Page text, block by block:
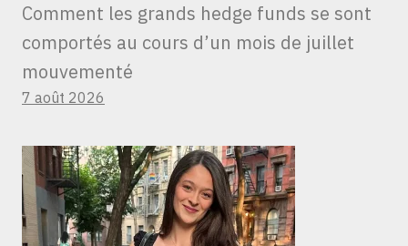
Comment les grands hedge funds se sont
comportés au cours d’un mois de juillet
mouvementé
7 août 2026